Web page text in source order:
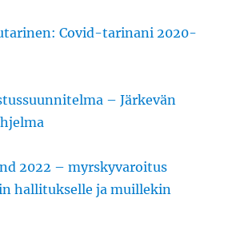
Covid-tarinani 2020-
– Järkevän
2022 – myrskyvaroitus
hallitukselle ja muillekin